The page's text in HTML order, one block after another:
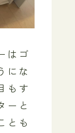
はゴ
にな
もす
ーと
とも